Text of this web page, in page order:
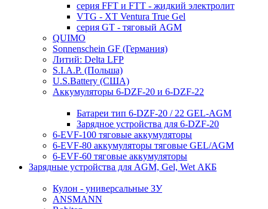
серия FFT и FTT - жидкий электролит
VTG - XT Ventura True Gel
серия GT - тяговый AGM
QUIMO
Sonnenschein GF (Германия)
Литий: Delta LFP
S.I.A.P. (Польша)
U.S.Battery (США)
Аккумуляторы 6-DZF-20 и 6-DZF-22
Батареи тип 6-DZF-20 / 22 GEL-AGM
Зарядное устройства для 6-DZF-20
6-EVF-100 тяговые аккумуляторы
6-EVF-80 аккумуляторы тяговые GEL/AGM
6-EVF-60 тяговые аккумуляторы
Зарядные устройства для AGM, Gel, Wet АКБ
Кулон - универсальные ЗУ
ANSMANN